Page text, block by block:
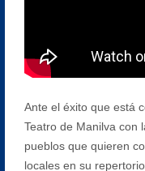
Ante el éxito que está
Teatro de Manilva con
pueblos que quieren
locales en su